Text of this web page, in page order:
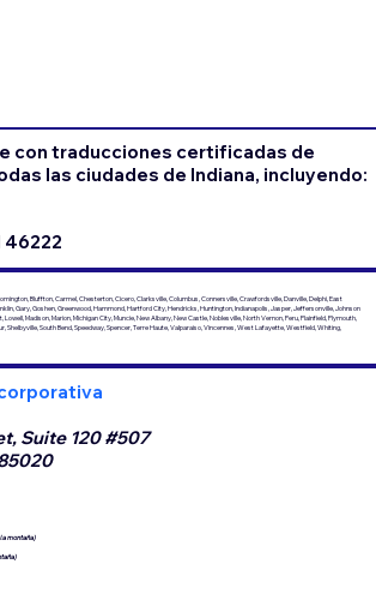
con traducciones certificadas de
las ciudades de Indiana, incluyendo:
46222
Bluffton, Carmel, Chesterton, Cicero, Clarksville, Columbus, Connersville, Crawfordsville, Danville, Delphi, East
Gary, Goshen, Greenwood, Hammond, Hartford City, Hendricks, Huntington, Indianapolis, Jasper, Jeffersonville, Johnson
Madison, Marion, Michigan City, Muncie, New Albany, New Castle, Noblesville, North Vernon, Peru, Plainfield, Plymouth,
Shelbyville, South Bend, Speedway, Spencer, Terre Haute, Valparaiso, Vincennes, West Lafayette, Westfield, Whiting,
Suite 120 #507
montaña)